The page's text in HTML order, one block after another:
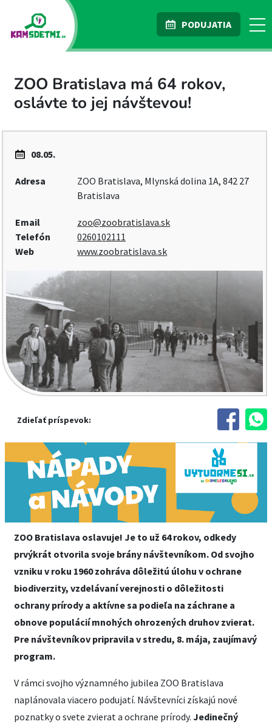
PODUJATIA
ZOO Bratislava má 64 rokov,
oslávte to jej návštevou!
08.05.
Adresa
ZOO Bratislava, Mlynská dolina 1A, 842 27
Bratislava
Email
zoo@zoobratislava.sk
Telefón
0260102111
Web
www.zoobratislava.sk
Zdieľať príspevok:
ZOO Bratislava oslavuje! Je to už 64 rokov, odkedy
prvýkrát otvorila svoje brány návštevníkom. Od svojho
vzniku v roku 1960 zohráva dôležitú úlohu v ochrane
biodiverzity, vzdelávaní verejnosti o dôležitosti
ochrany prírody a aktívne sa podieľa na záchrane a
obnove populácií mnohých ohrozených druhov zvierat.
Pre návštevníkov pripravila v stredu, 8. mája, zaujímavý
program.
V rámci svojho významného jubilea ZOO Bratislava
naplánovala viacero podujatí. Návštevníci získajú nové
poznatky o svete zvierat a ochrane prírody. Jedinečný